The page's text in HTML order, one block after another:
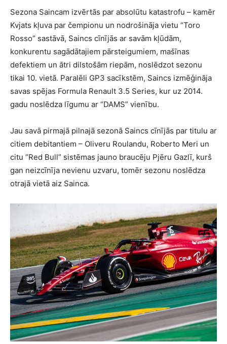
Sezona Saincam izvērtās par absolūtu katastrofu – kamēr
Kvjats kļuva par čempionu un nodrošināja vietu “Toro
Rosso” sastāvā, Saincs cīnījās ar savām kļūdām,
konkurentu sagādātajiem pārsteigumiem, mašīnas
defektiem un ātri dilstošām riepām, noslēdzot sezonu
tikai 10. vietā. Paralēli GP3 sacīkstēm, Saincs izmēģināja
savas spējas Formula Renault 3.5 Series, kur uz 2014.
gadu noslēdza līgumu ar “DAMS” vienību.
Jau savā pirmajā pilnajā sezonā Saincs cīnījās par titulu ar
citiem debitantiem – Oliveru Roulandu, Roberto Meri un
citu “Red Bull” sistēmas jauno braucēju Pjēru Gazlī, kurš
gan neizcīnīja nevienu uzvaru, tomēr sezonu noslēdza
otrajā vietā aiz Sainca.